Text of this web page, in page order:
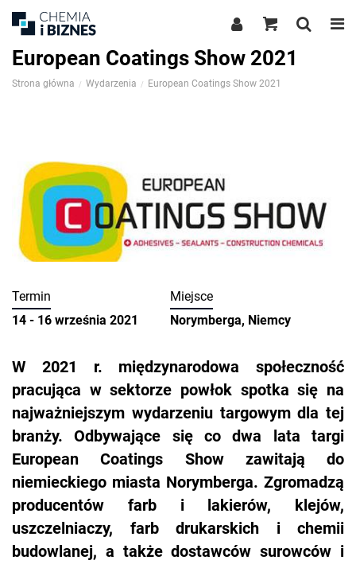
European Coatings Show 2021
Strona główna Wydarzenia European Coatings Show 2021
Termin
14 - 16 września 2021
Miejsce
Norymberga, Niemcy
W 2021 r. międzynarodowa społeczność
pracująca w sektorze powłok spotka się na
najważniejszym wydarzeniu targowym dla tej
branży. Odbywające się co dwa lata targi
European Coatings Show zawitają do
niemieckiego miasta Norymberga. Zgromadzą
producentów farb i lakierów, klejów,
uszczelniaczy, farb drukarskich i chemii
budowlanej, a także dostawców surowców i